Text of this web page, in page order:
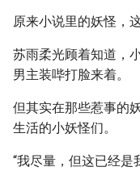
原来小说里的妖怪，
苏雨柔光顾着知道，
男主装哔打脸来着。
但其实在那些惹事的
生活的小妖怪们。
“我尽量，但这已经